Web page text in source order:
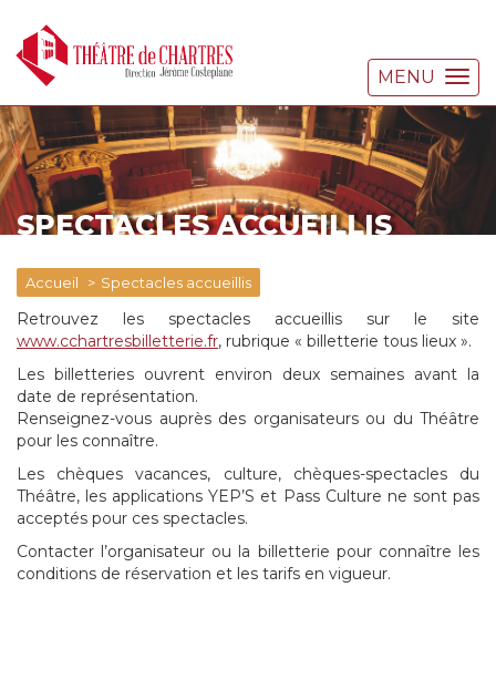
MENU
SPECTACLES ACCUEILLIS
Accueil Spectacles accueillis
Retrouvez les spectacles accueillis sur le site
www.cchartresbilletterie.fr, rubrique « billetterie tous lieux ».
Les billetteries ouvrent environ deux semaines avant la
date de représentation.
Renseignez-vous auprès des organisateurs ou du Théâtre
pour les connaître.
Les chèques vacances, culture, chèques-spectacles du
Théâtre, les applications YEP’S et Pass Culture ne sont pas
acceptés pour ces spectacles.
Contacter l’organisateur ou la billetterie pour connaître les
conditions de réservation et les tarifs en vigueur.